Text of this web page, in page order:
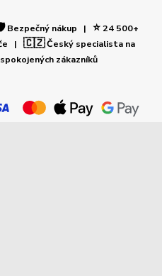
Bezpečný nákup | ⭐24 500+
| 🇨🇿Český specialista na
zákazníků